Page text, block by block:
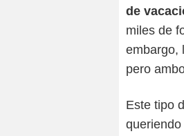
de
miles de
embargo,
pero
Este tipo